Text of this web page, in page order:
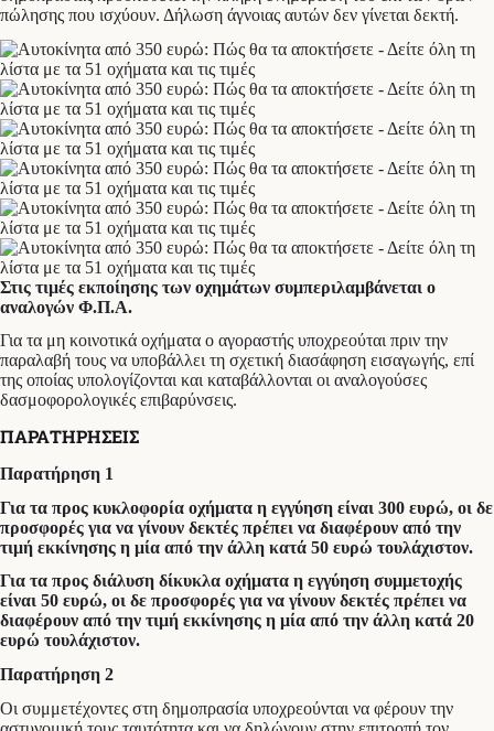
πώλησης που ισχύουν. Δήλωση άγνοιας αυτών δεν γίνεται δεκτή.
Στις τιμές εκποίησης των οχημάτων συμπεριλαμβάνεται ο
αναλογών Φ.Π.Α.
Για τα μη κοινοτικά οχήματα ο αγοραστής υποχρεούται πριν την
παραλαβή τους να υποβάλλει τη σχετική διασάφηση εισαγωγής, επί
της οποίας υπολογίζονται και καταβάλλονται οι αναλογούσες
δασμοφορολογικές επιβαρύνσεις.
ΠΑΡΑΤΗΡΗΣΕΙΣ
Παρατήρηση 1
Για τα προς κυκλοφορία οχήματα η εγγύηση είναι 300 ευρώ, οι δε
προσφορές για να γίνουν δεκτές πρέπει να διαφέρουν από την
τιμή εκκίνησης η μία από την άλλη κατά 50 ευρώ τουλάχιστον.
Για τα προς διάλυση δίκυκλα οχήματα η εγγύηση συμμετοχής
είναι 50 ευρώ, οι δε προσφορές για να γίνουν δεκτές πρέπει να
διαφέρουν από την τιμή εκκίνησης η μία από την άλλη κατά 20
ευρώ τουλάχιστον.
Παρατήρηση 2
Οι συμμετέχοντες στη δημοπρασία υποχρεούνται να φέρουν την